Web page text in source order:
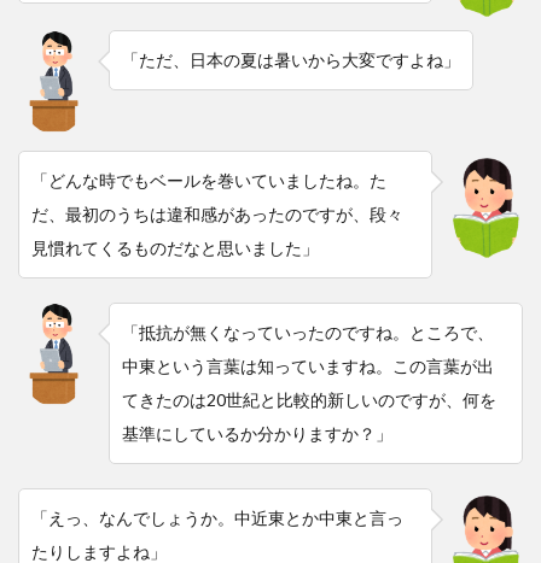
「ただ、日本の夏は暑いから大変ですよね」
「どんな時でもベールを巻いていましたね。た
だ、最初のうちは違和感があったのですが、段々
見慣れてくるものだなと思いました」
「抵抗が無くなっていったのですね。ところで、
中東という言葉は知っていますね。この言葉が出
てきたのは20世紀と比較的新しいのですが、何を
基準にしているか分かりますか？」
「えっ、なんでしょうか。中近東とか中東と言っ
たりしますよね」